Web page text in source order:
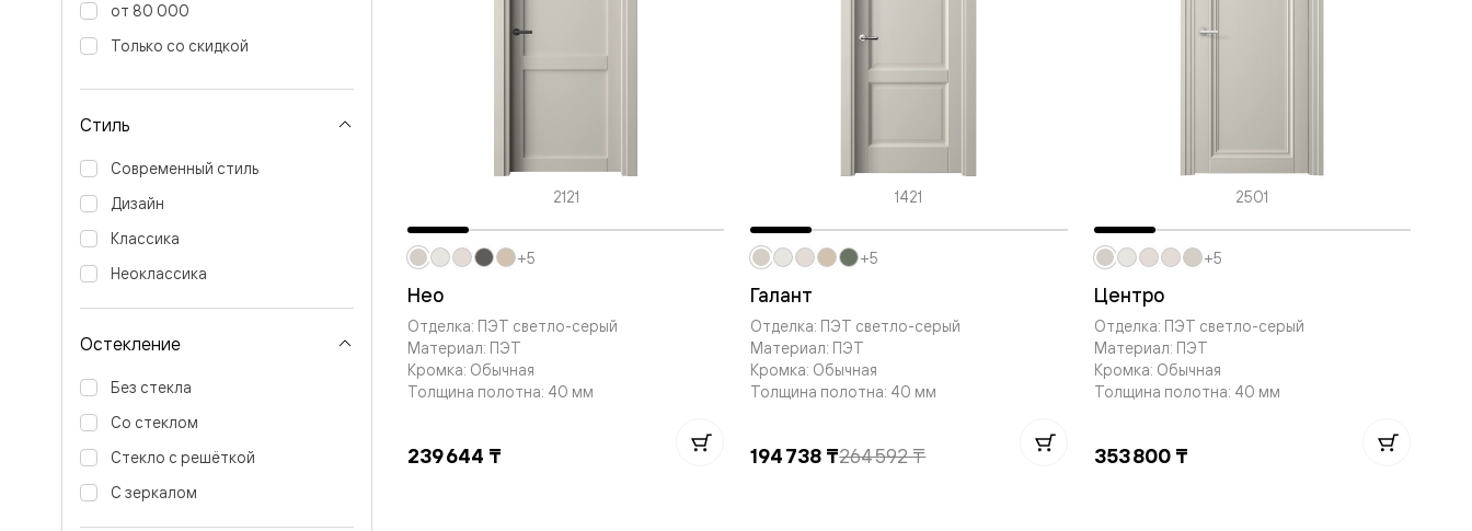
массива
Палаццо
Антик
Шарм
Тоскана
Эго
Из
алюминия
Формато
от 80 000
Только со скидкой
Стиль
Современный стиль
Дизайн
Классика
Неоклассика
Остекление
Без стекла
Со стеклом
Стекло с решёткой
С зеркалом
2121
Нео
Отделка: ПЭТ светло-серый
Материал: ПЭТ
Кромка: Обычная
Толщина полотна: 40 мм
239 644 ₸
+5
1421
Галант
Отделка: ПЭТ светло-серый
Материал: ПЭТ
Кромка: Обычная
Толщина полотна: 40 мм
194 738 ₸264 592 ₸
+5
2501
Центро
Отделка: ПЭТ светло-серый
Материал: ПЭТ
Кромка: Обычная
Толщина полотна: 40 мм
353 800 ₸
+5